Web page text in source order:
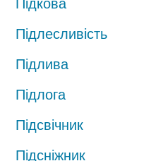
Підкова
Підлесливість
Підлива
Підлога
Підсвічник
Підсніжник